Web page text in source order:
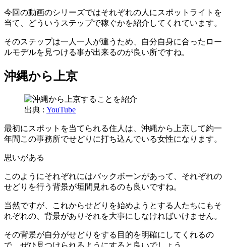
今回の動画のシリーズではそれぞれの人にスポットライトを
当て、どういうステップで稼ぐかを紹介してくれています。
そのステップは一人一人が違うため、自分自身に合ったロー
ルモデルを見つける事が出来るのが良い所ですね。
沖縄から上京
出典 : YouTube
最初にスポットを当てられる住人は、沖縄から上京して約一
年間この事務所でせどりに打ち込んでいる女性になります。
思いがある
このようにそれぞれにはバックボーンがあって、それぞれの
せどりを行う背景が垣間見れるのも良いですね。
当然ですが、これからせどりを始めようとする人たちにもそ
れぞれの、背景がありそれを大事にしなければいけません。
その背景が自分がせどりをする目的を明確にしてくれるの